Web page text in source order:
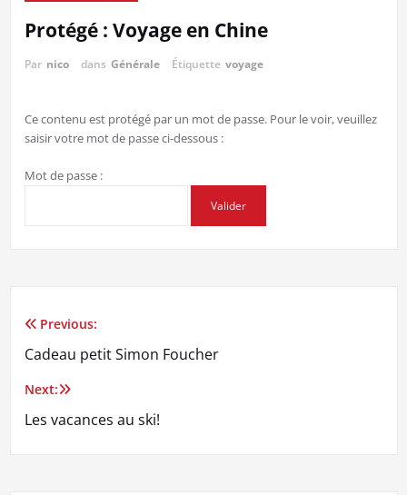
Protégé : Voyage en Chine
Par nico dans Générale Étiquette voyage
Ce contenu est protégé par un mot de passe. Pour le voir, veuillez
saisir votre mot de passe ci-dessous :
Mot de passe :
Navigation
de
l’article
Previous:
Cadeau petit Simon Foucher
Next:
Les vacances au ski!